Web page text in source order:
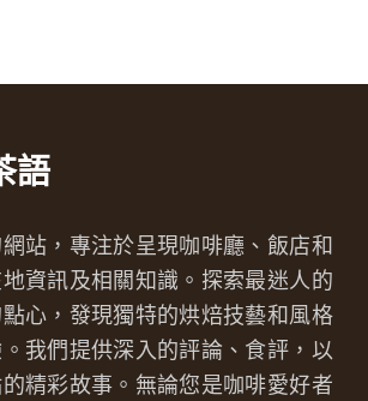
語
站，專注於呈現咖啡廳、飯店和
資訊及相關知識。探索最迷人的
心，發現獨特的烘焙技藝和風格
我們提供深入的評論、食評，以
精彩故事。無論您是咖啡愛好者